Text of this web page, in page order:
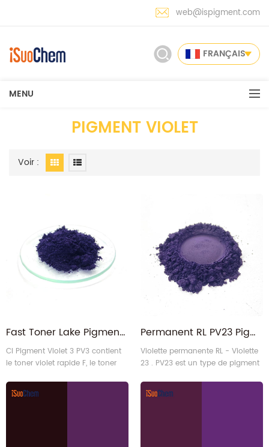
web@ispigment.com
FRANÇAIS
MENU
PIGMENT VIOLET
Voir :
Fast Toner Lake Pigment Organique Violet 3 pour Encres
CI Pigment Violet 3 PV3 contient
le toner violet rapide F, le toner
rapide S et le lac violet rapide.
Permanent RL PV23 Pigment Organique Violet 23 pour encres à base d'eau
Violette permanente RL - Violette
23 . PV23 est un type de pigment
haute performance avec une
force de couleur élevée et une